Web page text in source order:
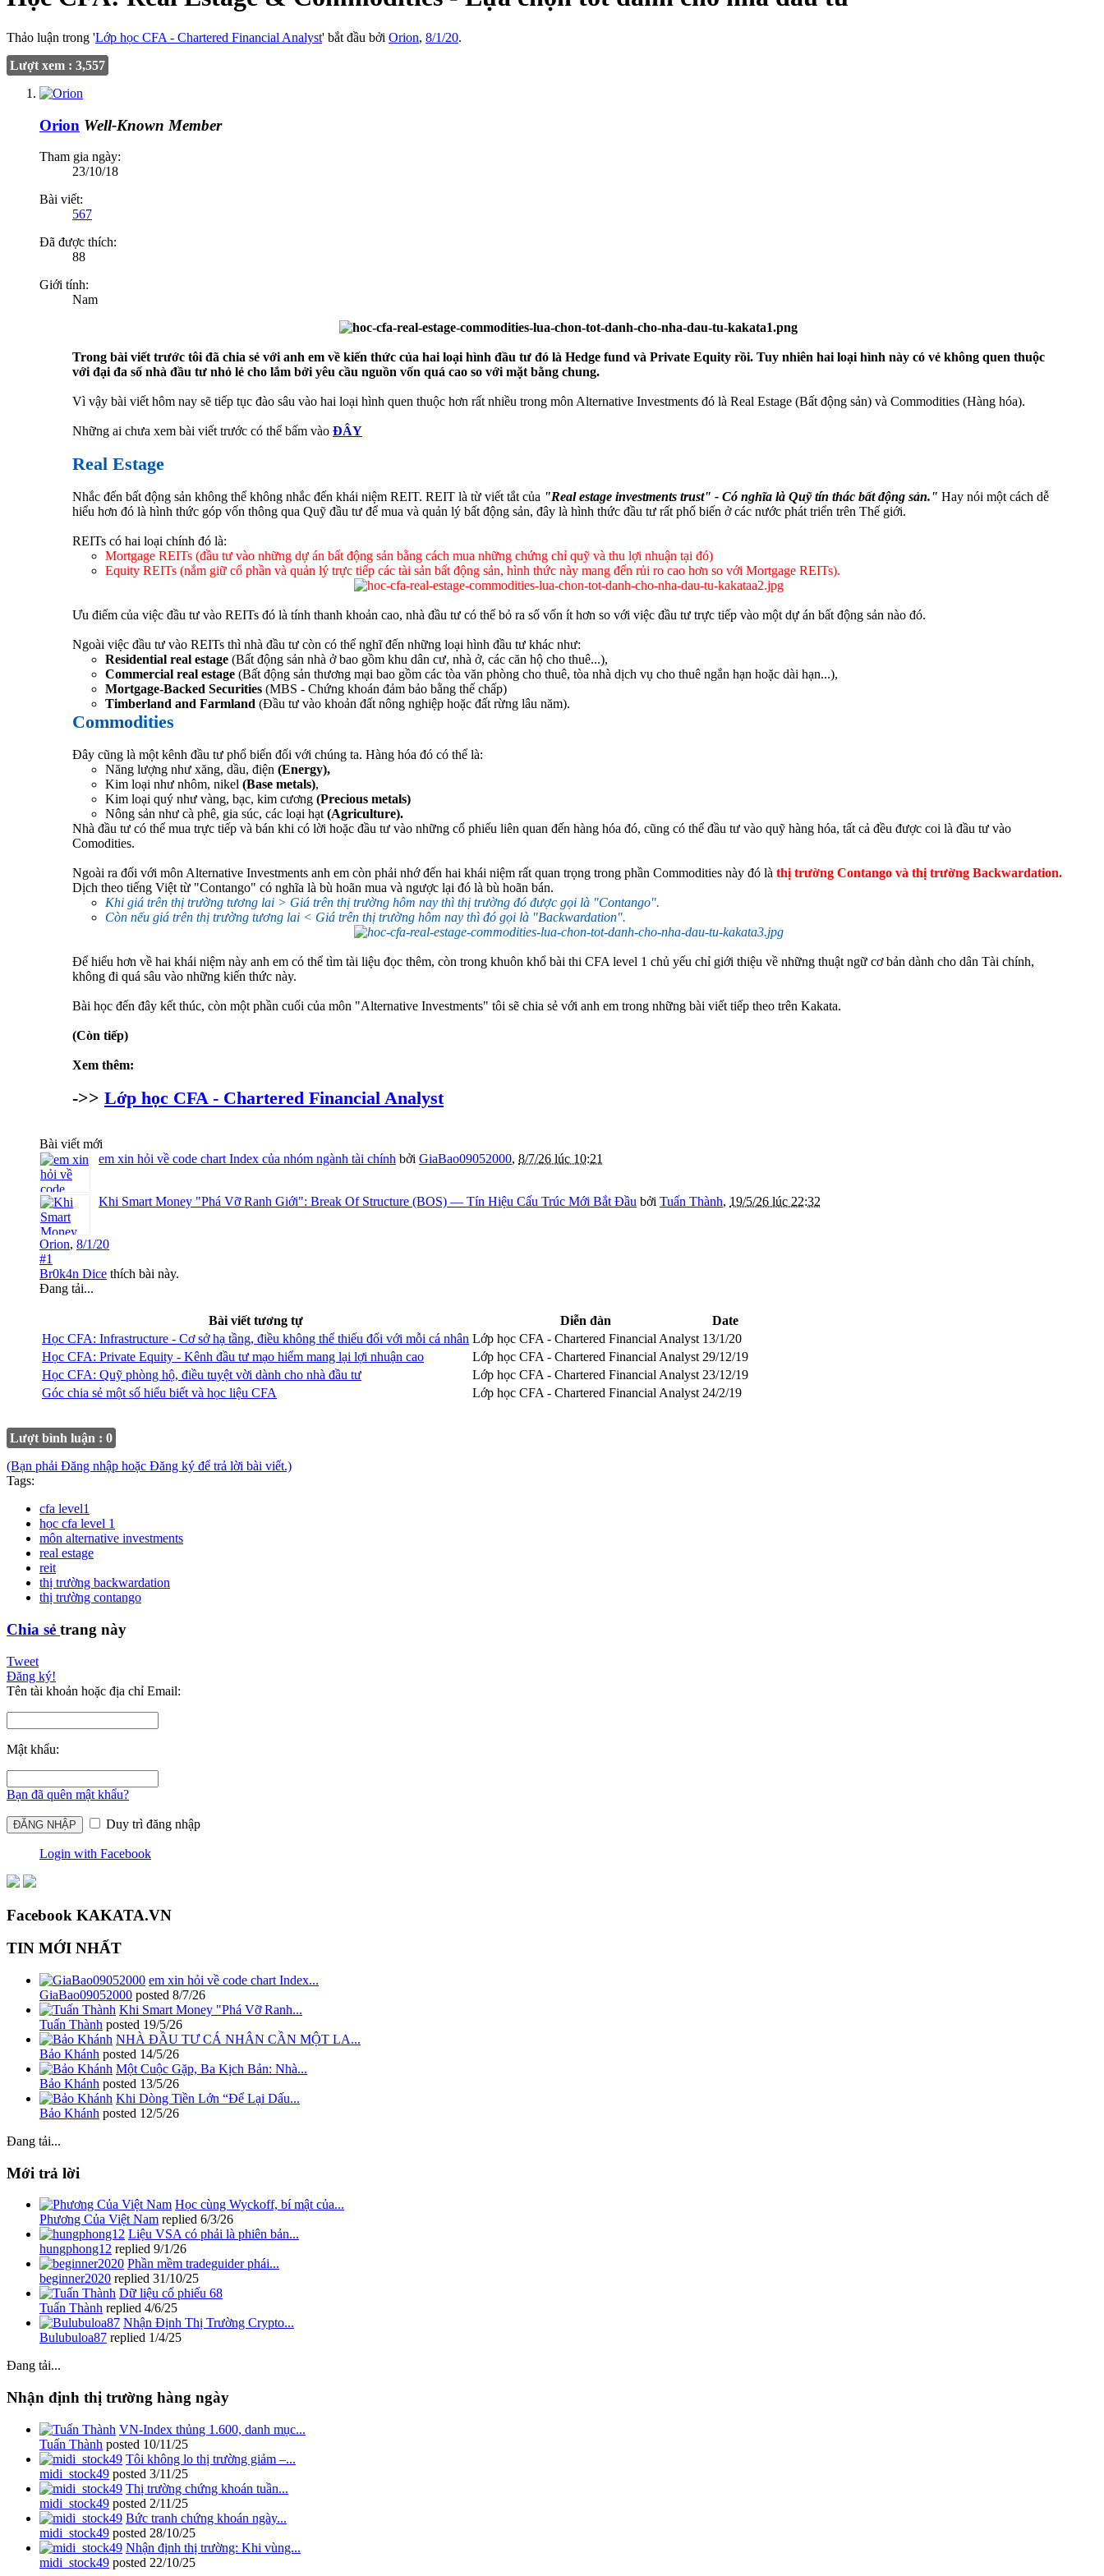
Thảo luận trong 'Lớp học CFA - Chartered Financial Analyst' bắt đầu bởi Orion, 8/1/20.
Lượt xem : 3,557
Orion Well-Known Member
Tham gia ngày:
23/10/18
Bài viết:
567
Đã được thích:
88
Giới tính:
Nam
Trong bài viết trước tôi đã chia sẻ với anh em về kiến thức của hai loại hình đầu tư đó là Hedge fund và Private Equity rồi. Tuy nhiên hai loại hình này có vẻ không quen thuộc
với đại đa số nhà đầu tư nhỏ lẻ cho lắm bởi yêu cầu nguồn vốn quá cao so với mặt bằng chung.
Vì vậy bài viết hôm nay sẽ tiếp tục đào sâu vào hai loại hình quen thuộc hơn rất nhiều trong môn Alternative Investments đó là Real Estage (Bất động sản) và Commodities (Hàng hóa).
Những ai chưa xem bài viết trước có thể bấm vào ĐÂY
Real Estage
Nhắc đến bất động sản không thể không nhắc đến khái niệm REIT. REIT là từ viết tắt của "Real estage investments trust" - Có nghĩa là Quỹ tín thác bất động sản." Hay nói một cách dễ
hiểu hơn đó là hình thức góp vốn thông qua Quỹ đầu tư để mua và quản lý bất động sản, đây là hình thức đầu tư rất phổ biến ở các nước phát triển trên Thế giới.
REITs có hai loại chính đó là:
Mortgage REITs (đầu tư vào những dự án bất động sản bằng cách mua những chứng chỉ quỹ và thu lợi nhuận tại đó)
Equity REITs (nắm giữ cổ phần và quản lý trực tiếp các tài sản bất động sản, hình thức này mang đến rủi ro cao hơn so với Mortgage REITs).
Ưu điểm của việc đầu tư vào REITs đó là tính thanh khoản cao, nhà đầu tư có thể bỏ ra số vốn ít hơn so với việc đầu tư trực tiếp vào một dự án bất động sản nào đó.
Ngoài việc đầu tư vào REITs thì nhà đầu tư còn có thể nghĩ đến những loại hình đầu tư khác như:
Residential real estage (Bất động sản nhà ở bao gồm khu dân cư, nhà ở, các căn hộ cho thuê...),
Commercial real estage (Bất động sản thương mại bao gồm các tòa văn phòng cho thuê, tòa nhà dịch vụ cho thuê ngắn hạn hoặc dài hạn...),
Mortgage-Backed Securities (MBS - Chứng khoán đảm bảo bằng thế chấp)
Timberland and Farmland (Đầu tư vào khoản đất nông nghiệp hoặc đất rừng lâu năm).
Commodities
Đây cũng là một kênh đầu tư phổ biến đối với chúng ta. Hàng hóa đó có thể là:
Năng lượng như xăng, dầu, điện (Energy),
Kim loại như nhôm, nikel (Base metals),
Kim loại quý như vàng, bạc, kim cương (Precious metals)
Nông sản như cà phê, gia súc, các loại hạt (Agriculture).
Nhà đầu tư có thể mua trực tiếp và bán khi có lời hoặc đầu tư vào những cổ phiếu liên quan đến hàng hóa đó, cũng có thể đầu tư vào quỹ hàng hóa, tất cả đều được coi là đầu tư vào
Comodities.
Ngoài ra đối với môn Alternative Investments anh em còn phải nhớ đến hai khái niệm rất quan trọng trong phần Commodities này đó là thị trường Contango và thị trường Backwardation.
Dịch theo tiếng Việt từ "Contango" có nghĩa là bù hoãn mua và ngược lại đó là bù hoãn bán.
Khi giá trên thị trường tương lai > Giá trên thị trường hôm nay thì thị trường đó được gọi là "Contango".
Còn nếu giá trên thị trường tương lai < Giá trên thị trường hôm nay thì đó gọi là "Backwardation".
Để hiểu hơn về hai khái niệm này anh em có thể tìm tài liệu đọc thêm, còn trong khuôn khổ bài thi CFA level 1 chủ yếu chỉ giới thiệu về những thuật ngữ cơ bản dành cho dân Tài chính,
không đi quá sâu vào những kiến thức này.
Bài học đến đây kết thúc, còn một phần cuối của môn "Alternative Investments" tôi sẽ chia sẻ với anh em trong những bài viết tiếp theo trên Kakata.
(Còn tiếp)
Xem thêm:
->> Lớp học CFA - Chartered Financial Analyst
Bài viết mới
em xin hỏi về code chart Index của nhóm ngành tài chính bởi GiaBao09052000, 8/7/26 lúc 10:21
Khi Smart Money "Phá Vỡ Ranh Giới": Break Of Structure (BOS) — Tín Hiệu Cấu Trúc Mới Bắt Đầu bởi Tuấn Thành, 19/5/26 lúc 22:32
Orion, 8/1/20
#1
Br0k4n Dice thích bài này.
Đang tải...
Bài viết tương tự Diễn đàn
Date
Học CFA: Infrastructure - Cơ sở hạ tầng, điều không thể thiếu đối với mỗi cá nhân Lớp học CFA - Chartered Financial Analyst 13/1/20
Học CFA: Private Equity - Kênh đầu tư mạo hiểm mang lại lợi nhuận cao
Lớp học CFA - Chartered Financial Analyst 29/12/19
Học CFA: Quỹ phòng hộ, điều tuyệt vời dành cho nhà đầu tư
Lớp học CFA - Chartered Financial Analyst 23/12/19
Góc chia sẻ một số hiểu biết và học liệu CFA
Lớp học CFA - Chartered Financial Analyst 24/2/19
Lượt bình luận : 0
(Bạn phải Đăng nhập hoặc Đăng ký để trả lời bài viết.)
Tags:
cfa level1
học cfa level 1
môn alternative investments
real estage
reit
thị trường backwardation
thị trường contango
Chia sẻ trang này
Tweet
Đăng ký!
Tên tài khoản hoặc địa chỉ Email:
Mật khẩu:
Bạn đã quên mật khẩu?
Duy trì đăng nhập
Login with Facebook
Facebook KAKATA.VN
TIN MỚI NHẤT
em xin hỏi về code chart Index...
GiaBao09052000 posted 8/7/26
Khi Smart Money "Phá Vỡ Ranh...
Tuấn Thành posted 19/5/26
NHÀ ĐẦU TƯ CÁ NHÂN CẦN MỘT LA...
Bảo Khánh posted 14/5/26
Một Cuộc Gặp, Ba Kịch Bản: Nhà...
Bảo Khánh posted 13/5/26
Khi Dòng Tiền Lớn “Để Lại Dấu...
Bảo Khánh posted 12/5/26
Đang tải...
Mới trả lời
Học cùng Wyckoff, bí mật của...
Phương Của Việt Nam replied 6/3/26
Liệu VSA có phải là phiên bản...
hungphong12 replied 9/1/26
Phần mềm tradeguider phái...
beginner2020 replied 31/10/25
Dữ liệu cổ phiếu 68
Tuấn Thành replied 4/6/25
Nhận Định Thị Trường Crypto...
Bulubuloa87 replied 1/4/25
Đang tải...
Nhận định thị trường hàng ngày
VN-Index thủng 1.600, danh mục...
Tuấn Thành posted 10/11/25
Tôi không lo thị trường giảm –...
midi_stock49 posted 3/11/25
Thị trường chứng khoán tuần...
midi_stock49 posted 2/11/25
Bức tranh chứng khoán ngày...
midi_stock49 posted 28/10/25
Nhận định thị trường: Khi vùng...
midi_stock49 posted 22/10/25